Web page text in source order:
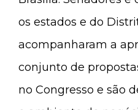
os estados e do
acompanharam a
conjunto de
no Congresso e são